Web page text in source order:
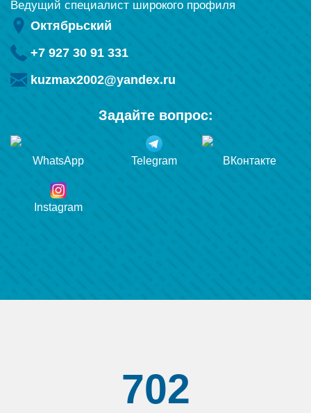
Ведущий специалист широкого профиля
Октябрьский
+7 927 30 91 331
kuzmax2002@yandex.ru
Задайте вопрос:
WhatsApp Telegram ВКонтакте
Instagram
702